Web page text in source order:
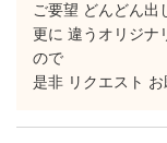
ご要望 どんどん出
更に 違うオリジナ
ので
是非 リクエスト お